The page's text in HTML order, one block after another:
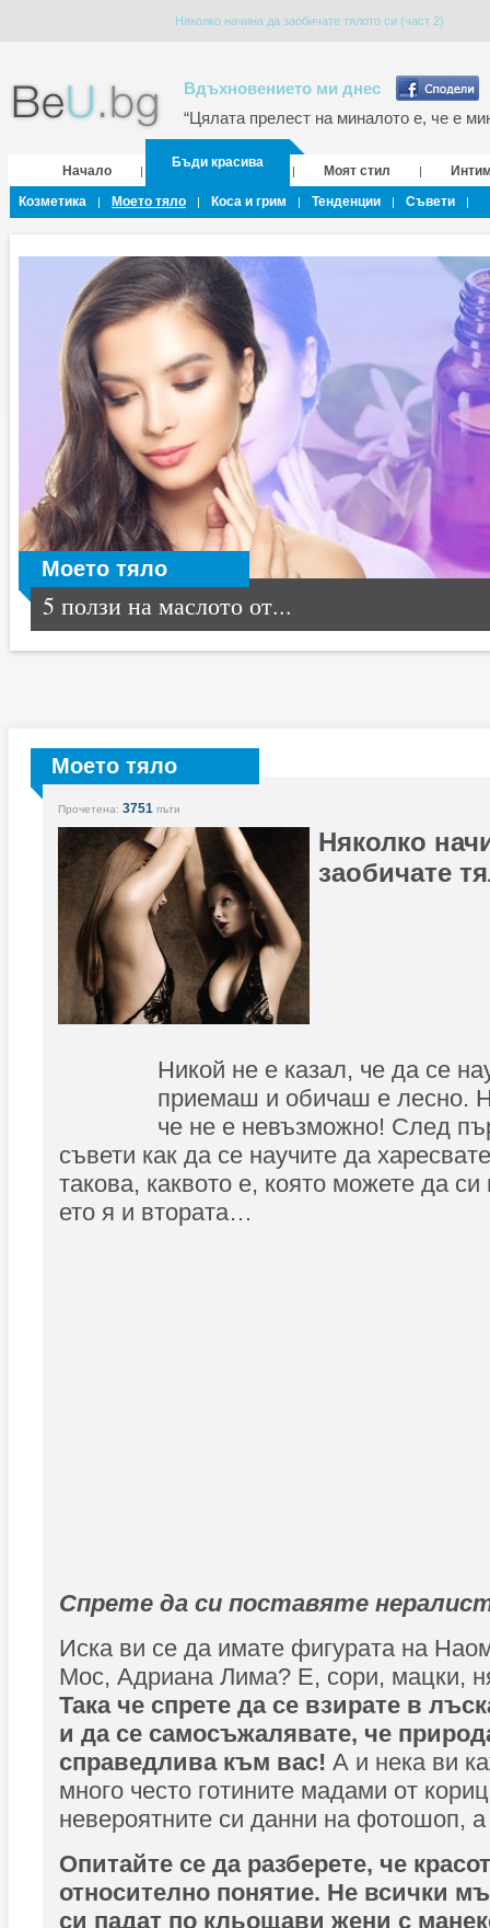
Няколко начина да заобичате тялото си (част 2)
Вдъхновението ми днес
“Цялата прелест на миналото е, че е
Начало |
Бъди красива
| Моят стил |
Козметика
| Моето тяло | Коса и грим | Тенденции | Съвети |
Моето тяло
5 ползи на маслото от...
Моето тяло
Прочетена: 3751 пъти
Няколко
заобичате
Никой не е казал, че да се
приемаш и обичаш е лесно.
че не е невъзможно! След
съвети как да се научите да
такова, каквото е, която можете да
ето я и втората…
Спрете да си поставяте
Иска ви се да имате фигурата на
Мос, Адриана Лима? Е, сори, мацки,
Така че спрете да се взирате в
и да се самосъжалявате, че
справедлива към вас! А и нека ви
много често готините мадами от
невероятните си данни на фотошоп,
Опитайте се да разберете, че
относително понятие. Не всички
си падат по кльощави жени с